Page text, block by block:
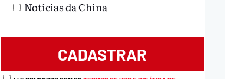
Notícias da China